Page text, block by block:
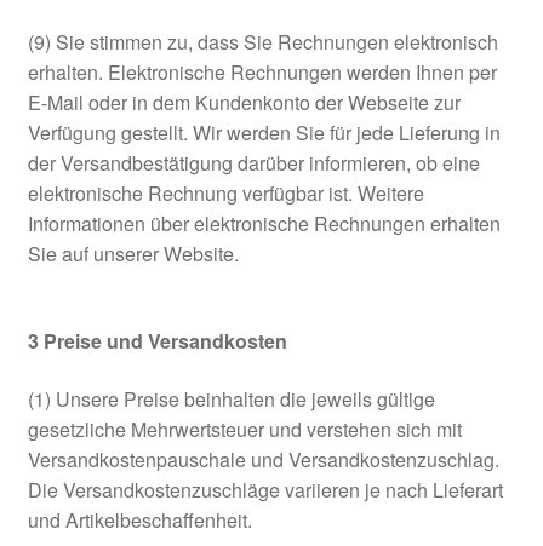
(9) Sie stimmen zu, dass Sie Rechnungen elektronisch
erhalten. Elektronische Rechnungen werden Ihnen per
E-Mail oder in dem Kundenkonto der Webseite zur
Verfügung gestellt. Wir werden Sie für jede Lieferung in
der Versandbestätigung darüber informieren, ob eine
elektronische Rechnung verfügbar ist. Weitere
Informationen über elektronische Rechnungen erhalten
Sie auf unserer Website.
3 Preise und Versandkosten
(1) Unsere Preise beinhalten die jeweils gültige
gesetzliche Mehrwertsteuer und verstehen sich mit
Versandkostenpauschale und Versandkostenzuschlag.
Die Versandkostenzuschläge variieren je nach Lieferart
und Artikelbeschaffenheit.